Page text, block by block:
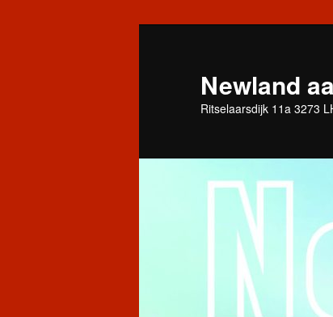
Newland
Ritselaarsdijk 11a 3273